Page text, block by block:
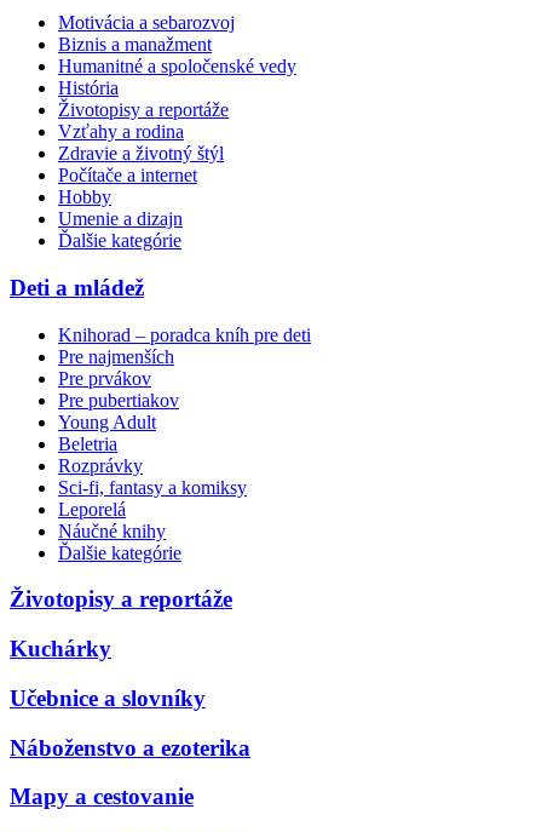
Motivácia a sebarozvoj
Biznis a manažment
Humanitné a spoločenské vedy
História
Životopisy a reportáže
Vzťahy a rodina
Zdravie a životný štýl
Počítače a internet
Hobby
Umenie a dizajn
Ďalšie kategórie
Deti a mládež
Knihorad – poradca kníh pre deti
Pre najmenších
Pre prvákov
Pre pubertiakov
Young Adult
Beletria
Rozprávky
Sci-fi, fantasy a komiksy
Leporelá
Náučné knihy
Ďalšie kategórie
Životopisy a reportáže
Kuchárky
Učebnice a slovníky
Náboženstvo a ezoterika
Mapy a cestovanie